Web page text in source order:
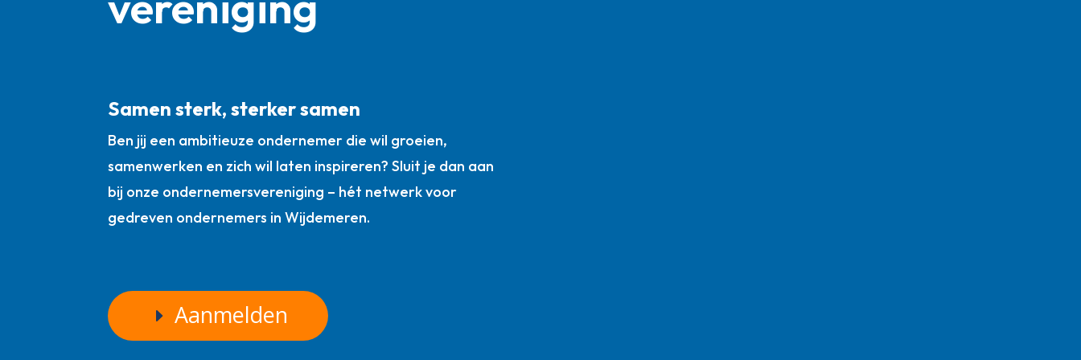
Samen sterk, sterker samen
Ben jij een ambitieuze ondernemer die wil groeien,
samenwerken en zich wil laten inspireren? Sluit je dan aan
bij onze ondernemersvereniging – hét netwerk voor
gedreven ondernemers in Wijdemeren.
Aanmelden